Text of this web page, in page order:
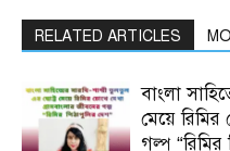
RELATED ARTICLES
বাংলা
মেয়ে রিমির
গল্প “রিমির